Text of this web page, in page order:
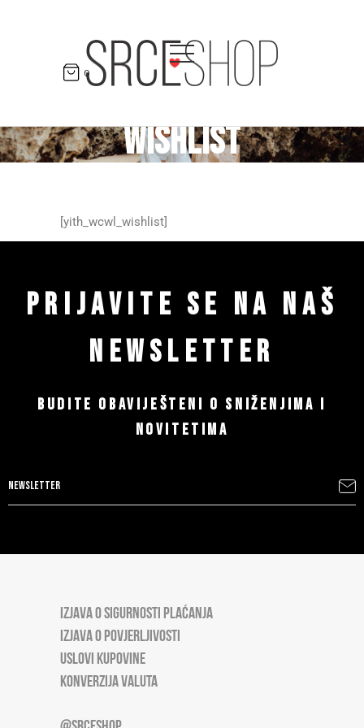
0
WISHLIST
[yith_wcwl_wishlist]
PRIJAVITE SE NA NAŠ
NEWSLETTER
BUDITE OBAVIJEŠTENI O SNIŽENJIMA I
NOVITETIMA
IZJAVA O SIGURNOSTI PLAĆANJA
IZJAVA O POVJERLJIVOSTI
USLOVI KUPOVINE
KONVERZIJA VALUTA